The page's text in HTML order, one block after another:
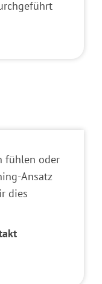
fühlen oder
Ansatz
dies